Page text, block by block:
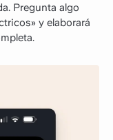
Pregunta algo
y elaborará